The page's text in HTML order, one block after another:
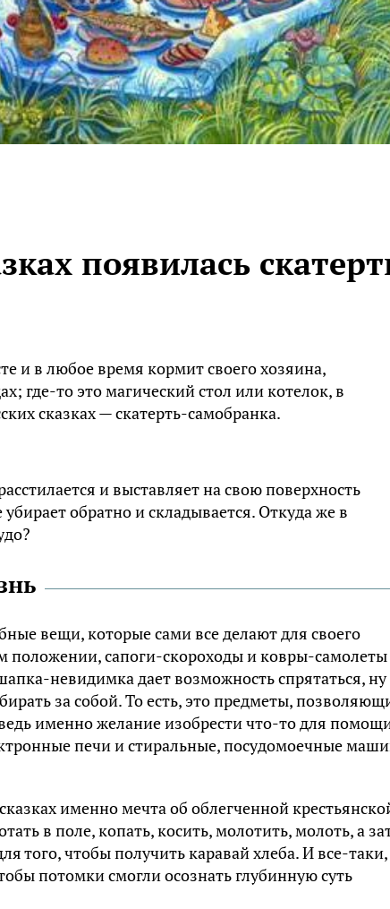
появилась
и в любое время кормит своего хозяина,
где-то это магический стол или котелок, в
сказках — скатерть-самобранка.
и выставляет на свою поверхность
обратно и складывается. Откуда же в
вещи, которые сами все делают для своего
положении, сапоги-скороходы и ковры-самолеты
невидимка дает возможность спрятаться, ну
за собой. То есть, это предметы,
именно желание изобрести что-то для
печи и стиральные, посудомоечные
именно мечта об облегченной
в поле, копать, косить, молотить, молоть, а
того, чтобы получить каравай хлеба. И все-таки,
потомки смогли осознать глубинную суть